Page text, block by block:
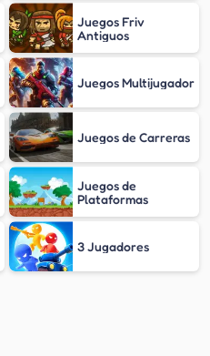
Juegos Friv
Antiguos
Juegos Multijugador
Juegos de Carreras
Juegos de
Plataformas
3 Jugadores